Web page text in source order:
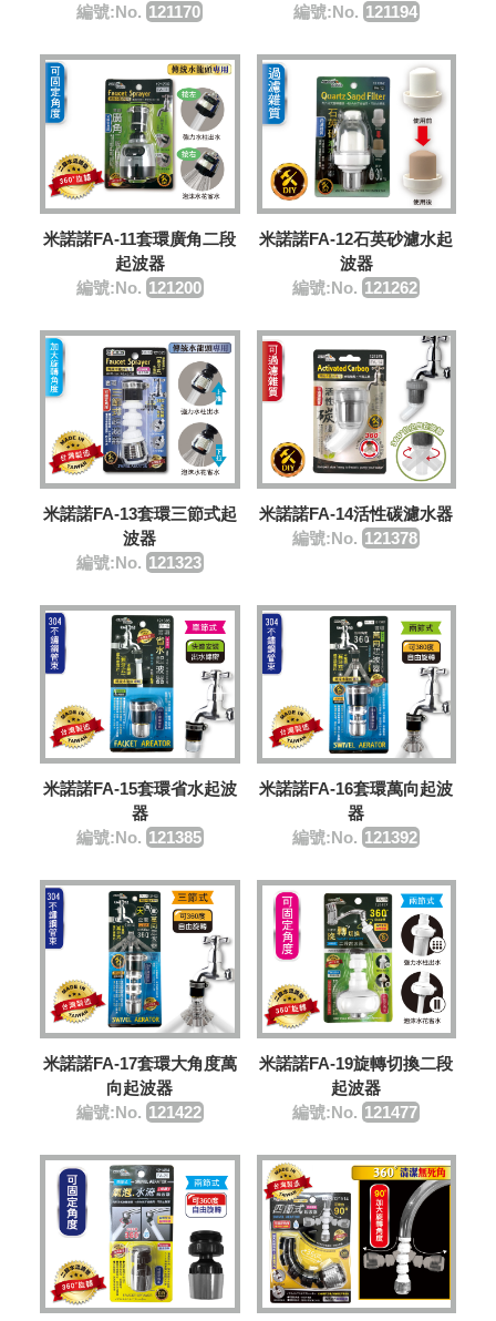
編號:No. 121170
編號:No. 121194
米諾諾FA-11套環廣角二段
起波器
編號:No. 121200
米諾諾FA-12石英砂濾水起
波器
編號:No. 121262
米諾諾FA-13套環三節式起
波器
編號:No. 121323
米諾諾FA-14活性碳濾水器
編號:No. 121378
米諾諾FA-15套環省水起波
器
編號:No. 121385
米諾諾FA-16套環萬向起波
器
編號:No. 121392
米諾諾FA-17套環大角度萬
向起波器
編號:No. 121422
米諾諾FA-19旋轉切換二段
起波器
編號:No. 121477